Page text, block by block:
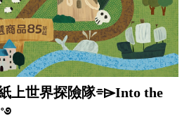
上世界探險隊⌯⌲Into the